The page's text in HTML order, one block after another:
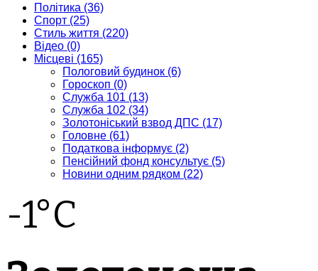
Політика (36)
Спорт (25)
Стиль життя (220)
Відео (0)
Місцеві (165)
Пологовий будинок (6)
Гороскоп (0)
Служба 101 (13)
Служба 102 (34)
Золотоніський взвод ДПС (17)
Головне (61)
Податкова інформує (2)
Пенсійний фонд консультує (5)
Новини одним рядком (22)
-1°C